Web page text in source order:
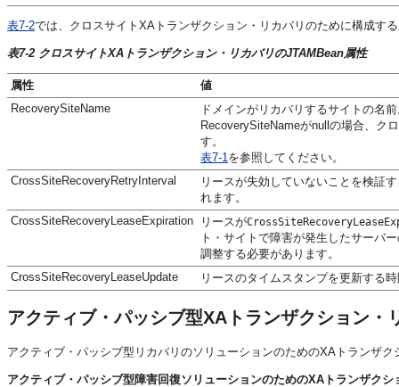
表7-2では、クロスサイトXAトランザクション・リカバリのために構成す
表7-2 クロスサイトXAトランザクション・リカバリのJTAMBean属性
属性
値
RecoverySiteName
ドメインがリカバリするサイトの名
RecoverySiteNameがnullの場合、ク
す。
表7-1を参照してください。
CrossSiteRecoveryRetryInterval
リースが失効していないことを検証
れます。
CrossSiteRecoveryLeaseExpiration
リースが
ト・サイトで障害が発生したサーバ
調整する必要があります。
CrossSiteRecoveryLeaseUpdate
リースのタイムスタンプを更新する
アクティブ・パッシブ型XAトランザクション・
アクティブ・パッシブ型リカバリのソリューションのためのXAトランザ
アクティブ・パッシブ型障害回復ソリューションのためのXAトランザクシ